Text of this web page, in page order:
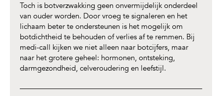
Toch is botverzwakking geen onvermijdelijk onderdeel
van ouder worden. Door vroeg te signaleren en het
lichaam beter te ondersteunen is het mogelijk om
botdichtheid te behouden of verlies af te remmen. Bij
medi-call kijken we niet alleen naar botcijfers, maar
naar het grotere geheel: hormonen, ontsteking,
darmgezondheid, celveroudering en leefstijl.